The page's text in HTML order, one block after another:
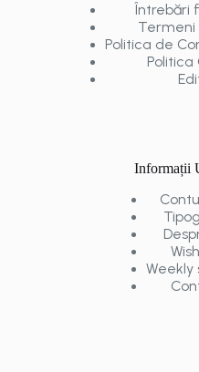
Întrebări
Termeni
Politica de
Politica
Informații
Weekly